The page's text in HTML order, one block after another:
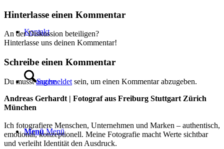
Kontakt
Suche
Menü Menü
Hinterlasse einen Kommentar
An der Diskussion beteiligen?
Hinterlasse uns deinen Kommentar!
Schreibe einen Kommentar
Du musstangemeldet sein, um einen Kommentar abzugeben.
Andreas Gerhardt | Fotograf aus Freiburg Stuttgart Zürich
München
Ich fotografiere Menschen, Unternehmen und Marken – authentisch,
emotional, konzeptionell. Meine Fotografie macht Werte sichtbar
und verleiht Identität den Ausdruck.